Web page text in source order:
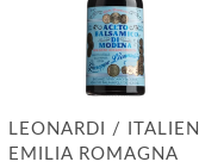
LEONARDI /
EMILIA ROMAGNA